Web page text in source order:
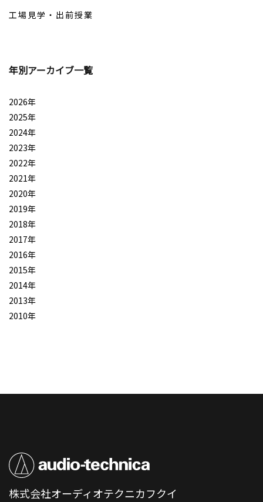
工場見学・出前授業
年別アーカイブ一覧
2026年
2025年
2024年
2023年
2022年
2021年
2020年
2019年
2018年
2017年
2016年
2015年
2014年
2013年
2010年
株式会社オーディオテクニカフクイ